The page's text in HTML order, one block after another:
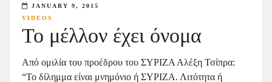
JANUARY 9, 2015
VIDEOS
Το μέλλον έχει όνομα
Από ομιλία του προέδρου του ΣΥΡΙΖΑ Αλέξη Τσίπρα:
“Το δίλημμα είναι μνημόνιο ή ΣΥΡΙΖΑ. Λιτότητα ή